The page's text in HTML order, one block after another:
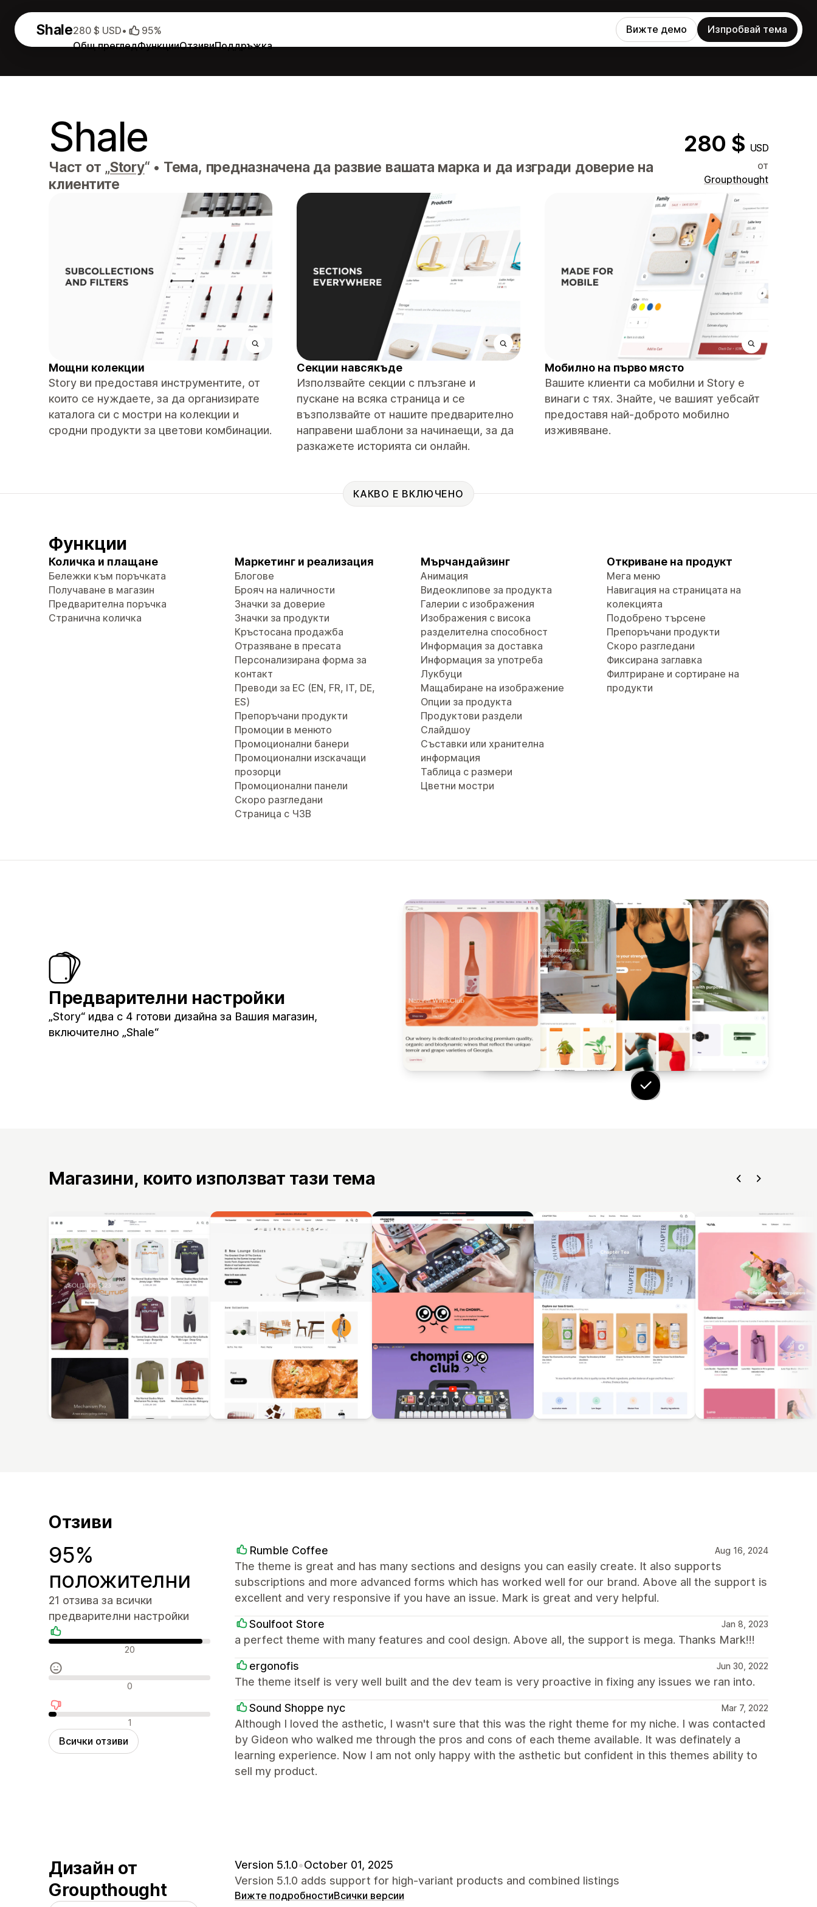
Shale
Общ прегледФункцииОтзивиПоддръжка
280 $ USD• 95% Вижте демо Изпробвай тема
Shale 280 $ USD
Част от „Story“ • Тема, предназначена да развие вашата марка и да изгради доверие на
клиентите
от
Groupthought
Мощни колекции
Story ви предоставя инструментите, от
които се нуждаете, за да организирате
каталога си с мостри на колекции и
сродни продукти за цветови комбинации.
Секции навсякъде
Използвайте секции с плъзгане и
пускане на всяка страница и се
възползвайте от нашите предварително
направени шаблони за начинаещи, за да
разкажете историята си онлайн.
Мобилно на първо място
Вашите клиенти са мобилни и Story е
винаги с тях. Знайте, че вашият уебсайт
предоставя най-доброто мобилно
изживяване.
КАКВО Е ВКЛЮЧЕНО
Функции
Количка и плащане
Бележки към поръчката
Получаване в магазин
Предварителна поръчка
Странична количка
Маркетинг и реализация
Блогове
Брояч на наличности
Значки за доверие
Значки за продукти
Кръстосана продажба
Отразяване в пресата
Персонализирана форма за
контакт
Преводи за ЕС (EN, FR, IT, DE,
ES)
Препоръчани продукти
Промоции в менюто
Промоционални банери
Промоционални изскачащи
прозорци
Промоционални панели
Скоро разгледани
Страница с ЧЗВ
Мърчандайзинг
Анимация
Видеоклипове за продукта
Галерии с изображения
Изображения с висока
разделителна способност
Информация за доставка
Информация за употреба
Лукбуци
Мащабиране на изображение
Опции за продукта
Продуктови раздели
Слайдшоу
Съставки или хранителна
информация
Таблица с размери
Цветни мостри
Откриване на продукт
Мега меню
Навигация на страницата на
колекцията
Подобрено търсене
Препоръчани продукти
Скоро разгледани
Фиксирана заглавка
Филтриране и сортиране на
продукти
Предварителни настройки
„Story“ идва с 4 готови дизайна за Вашия магазин,
включително „Shale“
Магазини, които използват тази тема
Отзиви
95%
положителни
21 отзива за всички
предварителни настройки
Положителни отзиви
20
Неутрални отзиви
0
Отрицателни отзиви
1
Всички отзиви
Rumble Coffee Aug 16, 2024
The theme is great and has many sections and designs you can easily create. It also supports
subscriptions and more advanced forms which has worked well for our brand. Above all the support is
excellent and very responsive if you have an issue. Mark is great and very helpful.
Soulfoot Store Jan 8, 2023
a perfect theme with many features and cool design. Above all, the support is mega. Thanks Mark!!!
ergonofis Jun 30, 2022
The theme itself is very well built and the dev team is very proactive in fixing any issues we ran into.
Sound Shoppe nyc Mar 7, 2022
Although I loved the asthetic, I wasn't sure that this was the right theme for my niche. I was contacted
by Gideon who walked me through the pros and cons of each theme available. It was definately a
learning experience. Now I am not only happy with the asthetic but confident in this themes ability to
sell my product.
Дизайн от
Groupthought
Version 5.1.0•October 01, 2025
Version 5.1.0 adds support for high-variant products and combined listings
Вижте подробностиВсички версии